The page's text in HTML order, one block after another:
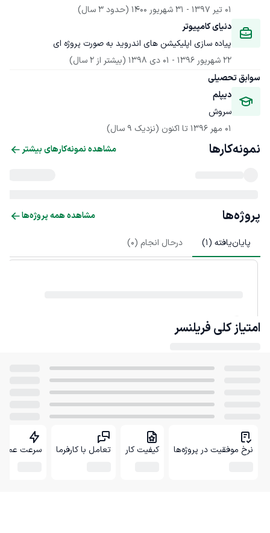
01 تیر 1397
- 31 شهریور 1400
(حدود 3 سال)
دنیای کامپیوتر
پیاده سازی اپلیکیشن های اندروید به صورت پروژه ای
22 شهریور 1396
- 01 دی 1398
(بیشتر از 2 سال)
سوابق تحصیلی
دیپلم
سروش
01 مهر 1396
تا اکنون (نزدیک 9 سال)
نمونه‌کارها مشاهده نمونه‌کارهای بیشتر
پروژه‌ها مشاهده همه پروژه‌ها
پایان‌یافته (1
) درحال انجام (0
)
امتیاز کلی فریلنسر
نرخ موفقیت در پروژه‌ها کیفیت کار تعامل با کارفرما سرعت عمل